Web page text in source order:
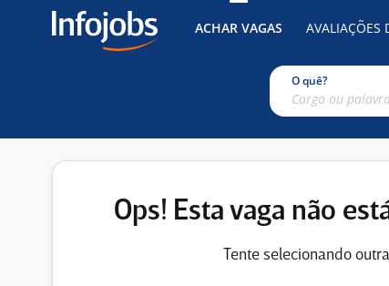
ACHAR VAGAS AVALIAÇÕES
O quê?
Ops! Esta vaga não
Tente selecionando